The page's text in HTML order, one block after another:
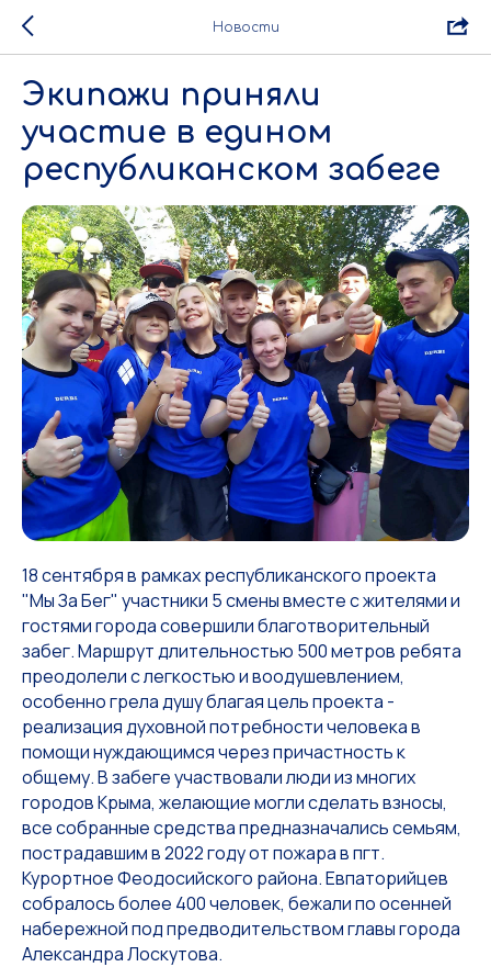
Новости
Экипажи приняли
участие в едином
республиканском забеге
18 сентября в рамках республиканского проекта
"Мы За Бег" участники 5 смены вместе с жителями и
гостями города совершили благотворительный
забег. Маршрут длительностью 500 метров ребята
преодолели с легкостью и воодушевлением,
особенно грела душу благая цель проекта -
реализация духовной потребности человека в
помощи нуждающимся через причастность к
общему. В забеге участвовали люди из многих
городов Крыма, желающие могли сделать взносы,
все собранные средства предназначались семьям,
пострадавшим в 2022 году от пожара в пгт.
Курортное Феодосийского района. Евпаторийцев
собралось более 400 человек, бежали по осенней
набережной под предводительством главы города
Александра Лоскутова.